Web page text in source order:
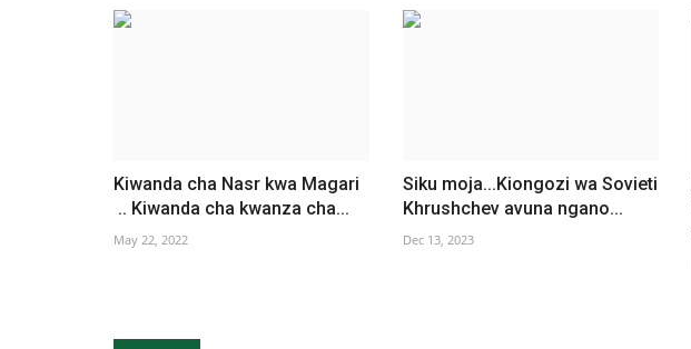
Kiwanda cha Nasr kwa Magari
.. Kiwanda cha kwanza cha...
May 22, 2022
Siku moja...Kiongozi wa Sovieti
Khrushchev avuna ngano...
Dec 13, 2023